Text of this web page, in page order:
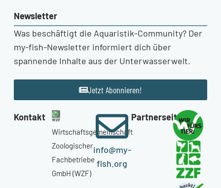
Newsletter
Was beschäftigt die Aquaristik-Community? Der
my-fish-Newsletter informiert dich über
spannende Inhalte aus der Unterwasserwelt.
Jetzt Abonnieren!
Kontakt
Wirtschaftsgemeinschaft
Zoologischer
Fachbetriebe
GmbH (WZF)
info@my-
fish.org
Partnerseiten